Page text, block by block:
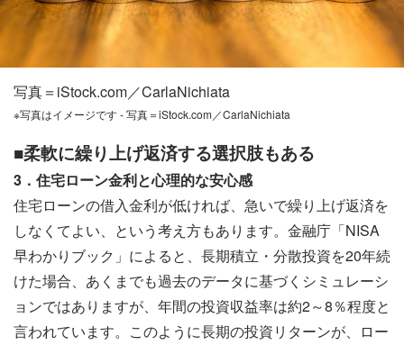
写真＝iStock.com／CarlaNichiata
※写真はイメージです - 写真＝iStock.com／CarlaNichiata
■柔軟に繰り上げ返済する選択肢もある
3．住宅ローン金利と心理的な安心感
住宅ローンの借入金利が低ければ、急いで繰り上げ返済を
しなくてよい、という考え方もあります。金融庁「NISA
早わかりブック」によると、長期積立・分散投資を20年続
けた場合、あくまでも過去のデータに基づくシミュレーシ
ョンではありますが、年間の投資収益率は約2～8％程度と
言われています。このように長期の投資リターンが、ロー